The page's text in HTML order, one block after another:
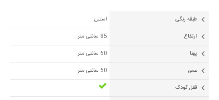
طبقه رنگی
استیل
ارتفاع
85 سانتی متر
پهنا
60 سانتی متر
عمق
60 سانتی متر
قفل کودک